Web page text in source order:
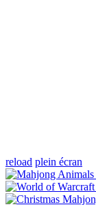
reload plein écran